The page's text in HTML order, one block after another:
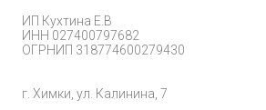
ИП Кухтина Е.В
ИНН 027400797682
ОГРНИП 318774600279430
г. Химки, ул. Калинина, 7